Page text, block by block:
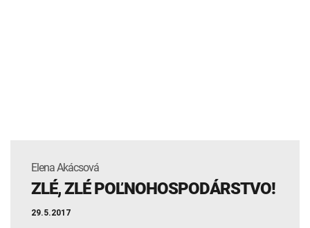
Elena Akácsová
ZLÉ, ZLÉ POĽNOHOSPODÁRSTVO!
29.5.2017